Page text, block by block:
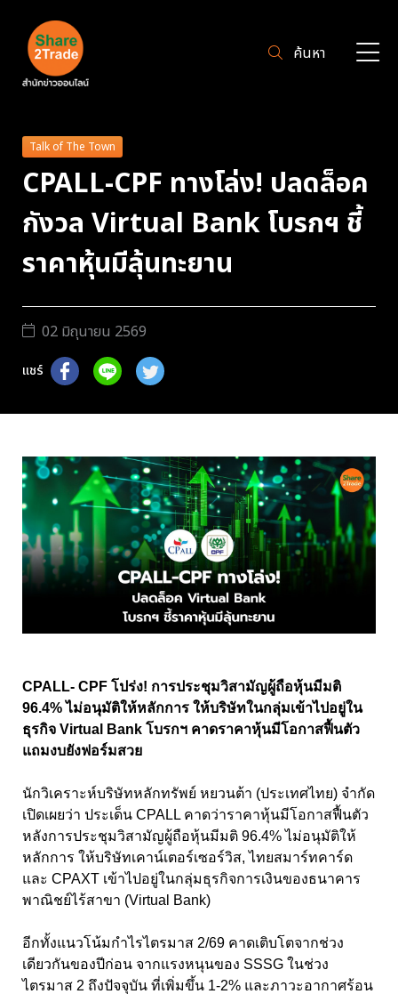
ค้นหา
Talk of The Town
CPALL-CPF ทางโล่ง! ปลดล็อค
กังวล Virtual Bank โบรกฯ ชี้
ราคาหุ้นมีลุ้นทะยาน
02 มิถุนายน 2569
แชร์
CPALL- CPF โปร่ง! การประชุมวิสามัญผู้ถือหุ้นมีมติ
96.4% ไม่อนุมัติให้หลักการ ให้บริษัทในกลุ่มเข้าไปอยู่ใน
ธุรกิจ Virtual Bank โบรกฯ คาดราคาหุ้นมีโอกาสฟื้นตัว
แถมงบยังฟอร์มสวย
นักวิเคราะห์บริษัทหลักทรัพย์ หยวนต้า (ประเทศไทย) จำกัด
เปิดเผยว่า ประเด็น CPALL คาดว่าราคาหุ้นมีโอกาสฟื้นตัว
หลังการประชุมวิสามัญผู้ถือหุ้นมีมติ 96.4% ไม่อนุมัติให้
หลักการ ให้บริษัทเคาน์เตอร์เซอร์วิส, ไทยสมาร์ทคาร์ด
และ CPAXT เข้าไปอยู่ในกลุ่มธุรกิจการเงินของธนาคาร
พาณิชย์ไร้สาขา (Virtual Bank)
อีกทั้งแนวโน้มกำไรไตรมาส 2/69 คาดเติบโตจากช่วง
เดียวกันของปีก่อน จากแรงหนุนของ SSSG ในช่วง
ไตรมาส 2 ถึงปัจจุบัน ที่เพิ่มขึ้น 1-2% และภาวะอากาศร้อน